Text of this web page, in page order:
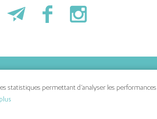
Nous contacter
statistiques permettant d’analyser les